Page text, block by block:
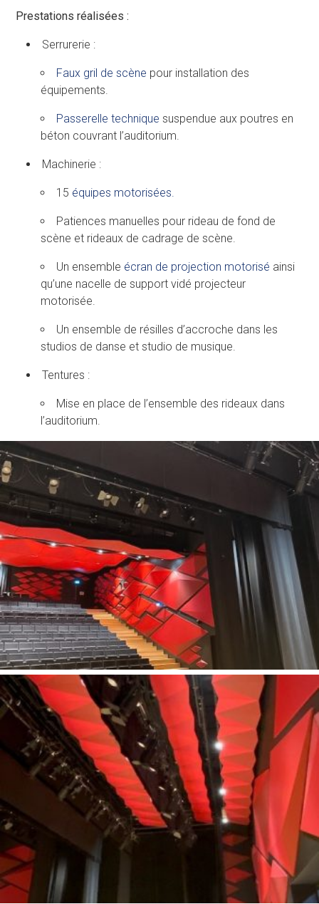
Prestations réalisées :
Serrurerie :
Faux gril de scène pour installation des
équipements.
Passerelle technique suspendue aux poutres en
béton couvrant l’auditorium.
Machinerie :
15 équipes motorisées.
Patiences manuelles pour rideau de fond de
scène et rideaux de cadrage de scène.
Un ensemble écran de projection motorisé ainsi
qu’une nacelle de support vidé projecteur
motorisée.
Un ensemble de résilles d’accroche dans les
studios de danse et studio de musique.
Tentures :
Mise en place de l’ensemble des rideaux dans
l’auditorium.